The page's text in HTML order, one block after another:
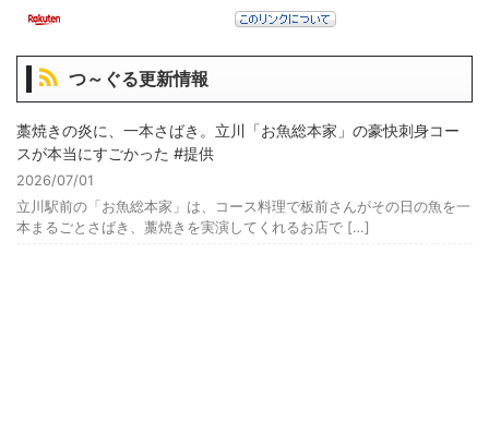
つ～ぐる更新情報
藁焼きの炎に、一本さばき。立川「お魚総本家」の豪快刺身コー
スが本当にすごかった #提供
2026/07/01
立川駅前の「お魚総本家」は、コース料理で板前さんがその日の魚を一
本まるごとさばき、藁焼きを実演してくれるお店で […]